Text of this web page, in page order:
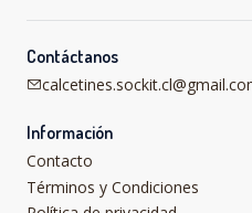
Contáctanos
Información
Contacto
Términos y Condiciones